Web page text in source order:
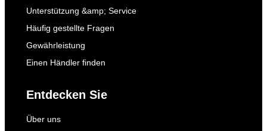
Unterstützung &amp; Service
Häufig gestellte Fragen
Gewährleistung
Einen Händler finden
Entdecken Sie
Über uns